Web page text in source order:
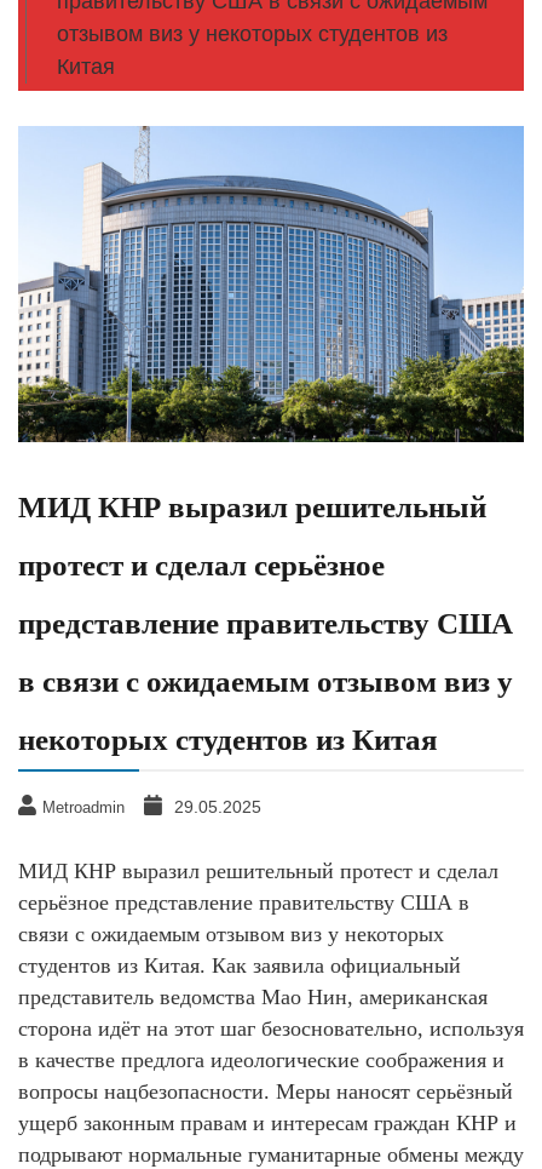
отзывом виз у некоторых студентов из
Китая
МИД КНР выразил решительный
протест и сделал серьёзное
представление правительству США
в связи с ожидаемым отзывом виз у
некоторых студентов из Китая
Metroadmin 29.05.2025
МИД КНР выразил решительный протест и сделал
серьёзное представление правительству США в
связи с ожидаемым отзывом виз у некоторых
студентов из Китая. Как заявила официальный
представитель ведомства Мао Нин, американская
сторона идёт на этот шаг безосновательно, используя
в качестве предлога идеологические соображения и
вопросы нацбезопасности. Меры наносят серьёзный
ущерб законным правам и интересам граждан КНР и
подрывают нормальные гуманитарные обмены между